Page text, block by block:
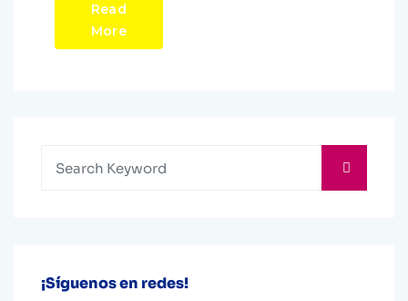
Read
More
¡Síguenos en redes!